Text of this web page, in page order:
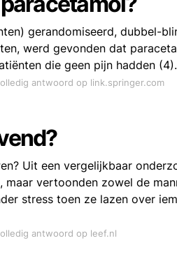
gerandomiseerd, dubbel-
werd gevonden dat
die geen pijn hadden (4).
antwoord op link.springer.com
Uit een vergelijkbaar
vertoonden zowel de
stress toen ze lazen over
antwoord op leef.nl